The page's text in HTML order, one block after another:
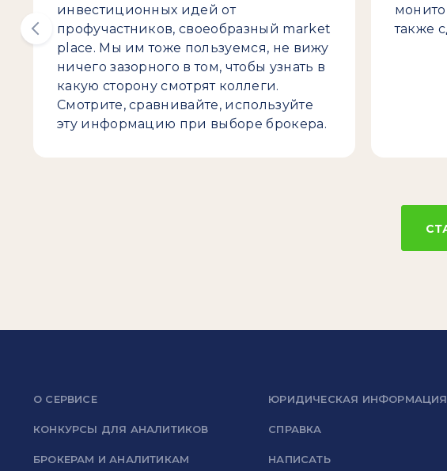
инвестиционных идей от
профучастников, своеобразный market
place. Мы им тоже пользуемся, не вижу
ничего зазорного в том, чтобы узнать в
какую сторону смотрят коллеги.
Смотрите, сравнивайте, используйте
эту информацию при выборе брокера.
также
О СЕРВИСЕ
КОНКУРСЫ ДЛЯ АНАЛИТИКОВ
БРОКЕРАМ И АНАЛИТИКАМ
ЮРИДИЧЕСКАЯ ИНФОРМАЦИЯ
СПРАВКА
НАПИСАТЬ